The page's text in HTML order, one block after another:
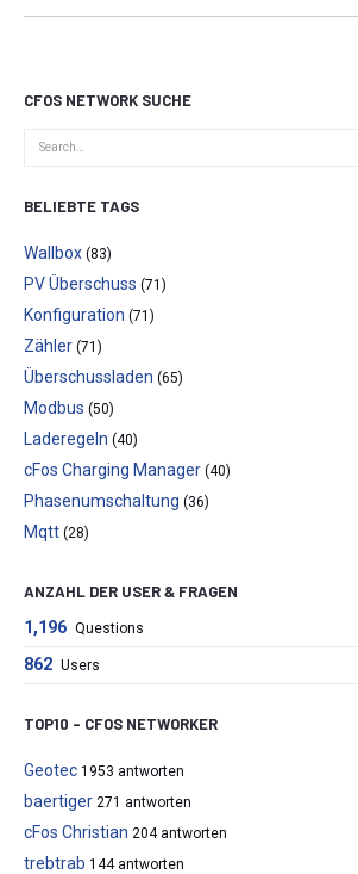
CFOS NETWORK SUCHE
BELIEBTE TAGS
Wallbox (83)
PV Überschuss (71)
Konfiguration (71)
Zähler (71)
Überschussladen (65)
Modbus (50)
Laderegeln (40)
cFos Charging Manager (40)
Phasenumschaltung (36)
Mqtt (28)
ANZAHL DER USER & FRAGEN
1,196 Questions
862 Users
TOP10 – CFOS NETWORKER
Geotec 1953 antworten
baertiger 271 antworten
cFos Christian 204 antworten
trebtrab 144 antworten